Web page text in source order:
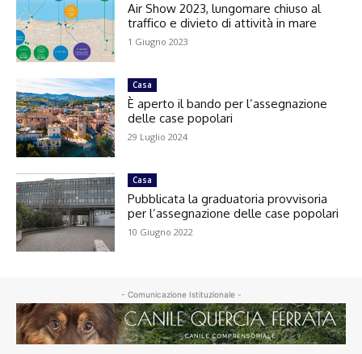
Air Show 2023, lungomare chiuso al
traffico e divieto di attività in mare
1 Giugno 2023
Casa
È aperto il bando per l’assegnazione
delle case popolari
29 Luglio 2024
Casa
Pubblicata la graduatoria provvisoria
per l’assegnazione delle case popolari
10 Giugno 2022
- Comunicazione Istituzionale -